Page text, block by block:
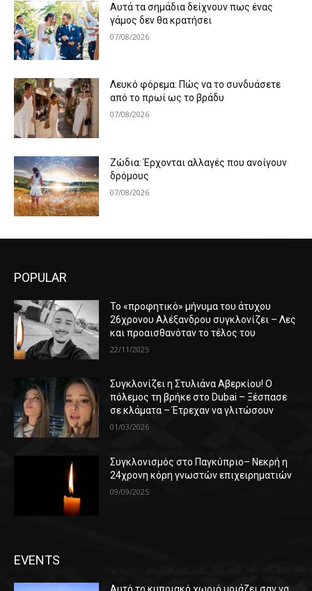
Αυτά τα σημάδια δείχνουν πως ένας
γάμος δεν θα κρατήσει
07/08/2026
Λευκό φόρεμα: Πώς να το συνδυάσετε
από το πρωί ως το βράδυ
07/08/2026
Ζώδια: Έρχονται αλλαγές που ανοίγουν
δρόμους
07/08/2026
POPULAR
Το «προφητικό» μήνυμα του άτυχου
26χρονου Αλέξανδρου συγκλονίζει – Λες
και προαισθανόταν το τέλος του
22/11/2025
Συγκλονίζει η Στυλιάνα Αβερκίου! Ο
πόλεμος τη βρήκε στο Dubai – Ξέσπασε
σε κλάματα – Έτρεχαν να γλιτώσουν
01/03/2026
Συγκλονισμός στο Παγκύπριο– Νεκρή η
24χρονη κόρη γνωστών επιχειρηματιών
09/09/2025
EVENTS
Αυτό το κυπριακό χωριό μοιάζει σαν να